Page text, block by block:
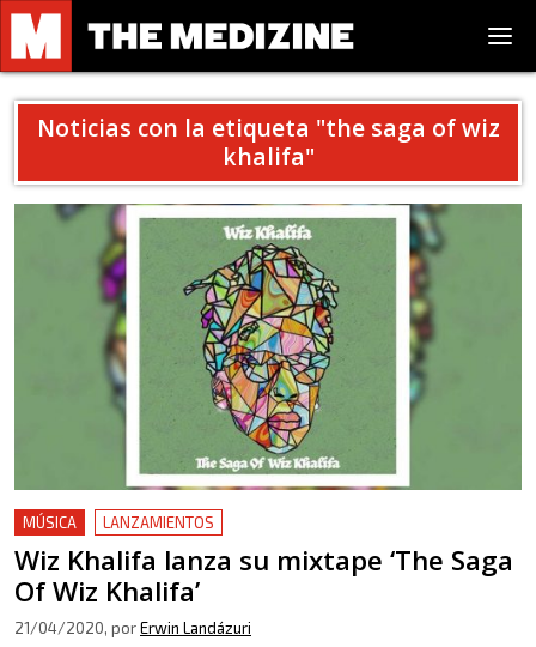
Noticias con la etiqueta "the saga of wiz
khalifa"
MÚSICA LANZAMIENTOS
Wiz Khalifa lanza su mixtape ‘The Saga
Of Wiz Khalifa’
21/04/2020, porErwin Landázuri